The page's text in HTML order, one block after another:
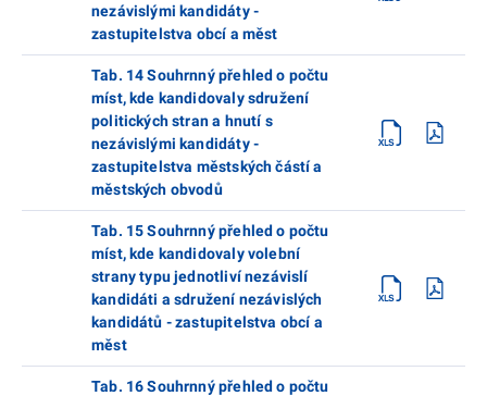
nezávislými kandidáty -
zastupitelstva obcí a měst
Tab. 14 Souhrnný přehled o počtu
míst, kde kandidovaly sdružení
politických stran a hnutí s
nezávislými kandidáty -
zastupitelstva městských částí a
městských obvodů
Tab. 15 Souhrnný přehled o počtu
míst, kde kandidovaly volební
strany typu jednotliví nezávislí
kandidáti a sdružení nezávislých
kandidátů - zastupitelstva obcí a
měst
Tab. 16 Souhrnný přehled o počtu